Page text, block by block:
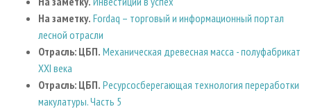
На заметку. Fordaq – торговый и информационный портал
лесной отрасли
Отрасль: ЦБП. Механическая древесная масса - полуфабрикат
XXI века
Отрасль: ЦБП. Ресурсосберегающая технология переработки
макулатуры. Часть 5